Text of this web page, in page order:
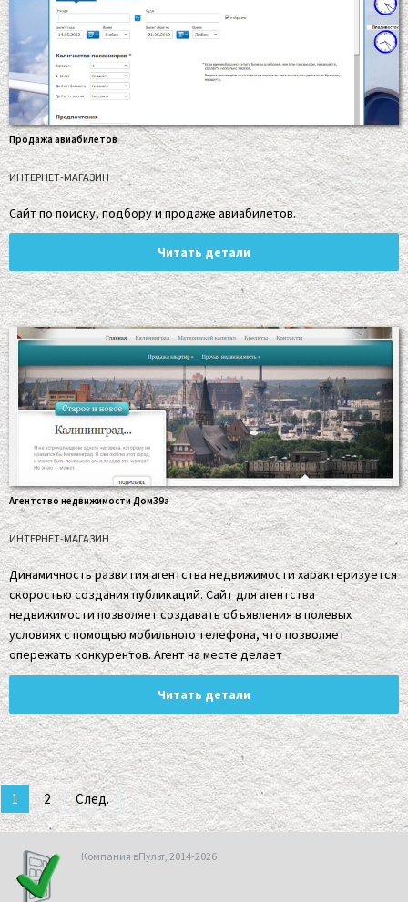
Продажа авиабилетов
ИНТЕРНЕТ-МАГАЗИН
Сайт по поиску, подбору и продаже авиабилетов.
Читать детали
Агентство недвижимости Дом39а
ИНТЕРНЕТ-МАГАЗИН
Динамичность развития агентства недвижимости характеризуется
скоростью создания публикаций. Сайт для агентства
недвижимости позволяет создавать объявления в полевых
условиях с помощью мобильного телефона, что позволяет
опережать конкурентов. Агент на месте делает
Читать детали
1 2 След.
Компания вПульт, 2014-2026